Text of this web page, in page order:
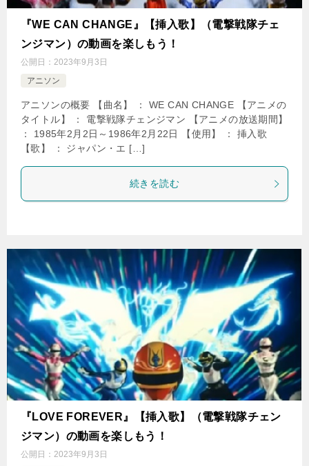
『WE CAN CHANGE』【挿入歌】（電撃戦隊チェ
ンジマン）の動画を楽しもう！
公開日： 2023年9月3日
アニソン
アニソンの概要 【曲名】 ： WE CAN CHANGE 【アニメの
タイトル】 ： 電撃戦隊チェンジマン 【アニメの放送期間】
： 1985年2月2日～1986年2月22日 【使用】 ： 挿入歌
【歌】 ： ジャパン・エ […]
続きを読む
『LOVE FOREVER』【挿入歌】（電撃戦隊チェン
ジマン）の動画を楽しもう！
公開日： 2023年9月3日